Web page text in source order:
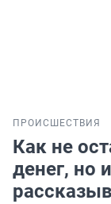
ПРОИСШЕСТВИЯ
Как не
денег, но